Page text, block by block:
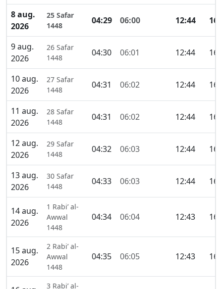
8 aug.
2026
25 Safar
1448
04:29 06:00 12:44
9 aug.
2026
26 Safar
1448
04:30 06:01 12:44
10 aug.
2026
27 Safar
1448
04:31 06:02 12:44
11 aug.
2026
28 Safar
1448
04:31 06:02 12:44
12 aug.
2026
29 Safar
1448
04:32 06:03 12:44
13 aug.
2026
30 Safar
1448
04:33 06:03 12:44
14 aug.
2026
1 Rabi’ al-
Awwal
1448
04:34 06:04 12:43
15 aug.
2026
2 Rabi’ al-
Awwal
1448
04:35 06:05 12:43
3 Rabi’ al-